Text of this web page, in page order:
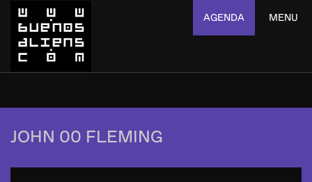
AGENDA MENU
JOHN 00 FLEMING